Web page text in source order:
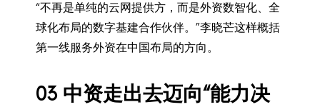
“不再是单纯的云网提供方，而是外资数智化、全
球化布局的数字基建合作伙伴。”李晓芒这样概括
第一线服务外资在中国布局的方向。
03 中资走出去迈向“能力决